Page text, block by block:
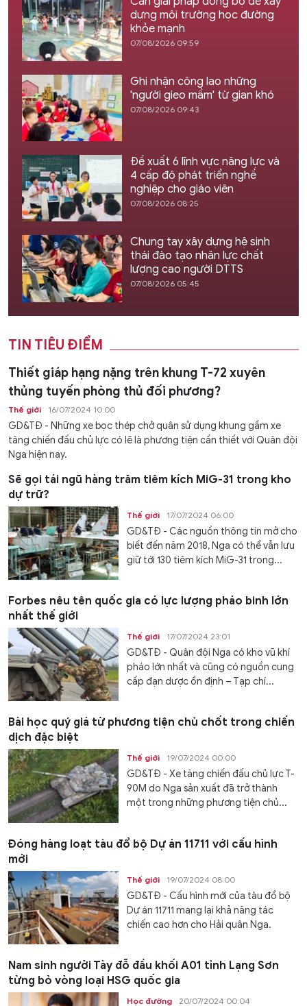
dựng môi trường học đường
khỏe mạnh
07/08/2026 09:59
Ghi nhận công lao những
'người gieo mầm' từ gian khó
07/08/2026 09:43
Đề xuất 6 lĩnh vực năng lực và
4 cấp độ phát triển nghề
nghiệp cho giáo viên
07/08/2026 08:25
Chung tay xây dựng hệ sinh
thái đào tạo nhân lực chất
lượng cao người DTTS
07/08/2026 05:45
TIN TIÊU ĐIỂM
Thiết giáp hạng nặng trên khung T-72 xuyên
thủng tuyến phòng thủ đối phương?
Thế giới 16/07/2024 10:00
GD&TĐ - Những xe bọc thép chở quân sử dụng khung gầm xe
tăng chiến đấu chủ lực có lẽ là phương tiện cần thiết với Quân đội
Nga hiện nay.
Sẽ gọi tái ngũ hàng trăm tiêm kích MiG-31 trong kho
dự trữ?
Thế giới 17/07/2024 06:00
GD&TĐ - Các nguồn thông tin mở cho
biết đến năm 2018, Nga có thể vẫn lưu
giữ tới 130 tiêm kích MiG-31 trong...
Forbes nêu tên quốc gia có lực lượng pháo binh lớn
nhất thế giới
Thế giới 17/07/2024 23:01
GD&TĐ - Quân đội Nga có kho vũ khí
pháo lớn nhất và cũng có nguồn cung
cấp đạn dược ổn định – Tạp chí...
Bài học quý giá từ phương tiện chủ chốt trong chiến
dịch đặc biệt
Thế giới 19/07/2024 00:00
GD&TĐ - Xe tăng chiến đấu chủ lực T-
90M do Nga sản xuất đã trở thành
một trong những phương tiện chủ...
Đóng hàng loạt tàu đổ bộ Dự án 11711 với cấu hình
mới
Thế giới 19/07/2024 08:00
GD&TĐ - Cấu hình mới của tàu đổ bộ
Dự án 11711 mang lại khả năng tác
chiến cao hơn cho Hải quân Nga.
Nam sinh người Tày đỗ đầu khối A01 tỉnh Lạng Sơn
từng bỏ vòng loại HSG quốc gia
Học đường 20/07/2024 00:04